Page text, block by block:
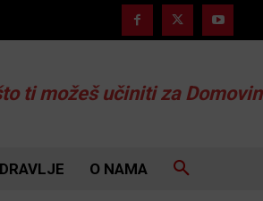
ti možeš učiniti za
O NAMA